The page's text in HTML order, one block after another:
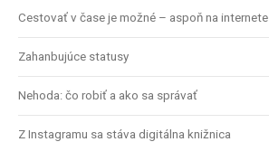
Cestovať v čase je možné – aspoň na internete
Zahanbujúce statusy
Nehoda: čo robiť a ako sa správať
Z Instagramu sa stáva digitálna knižnica